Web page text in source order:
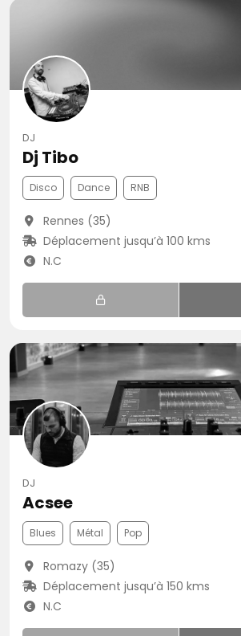
DJ
Dj Tibo
Disco Dance RNB
Rennes (35)
Déplacement jusqu’à 100 kms
N.C
DJ
Acsee
Blues Métal Pop
Romazy (35)
Déplacement jusqu’à 150 kms
N.C